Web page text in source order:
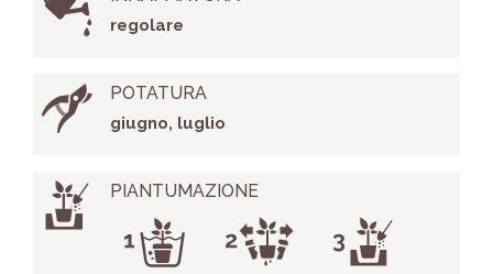
regolare
POTATURA
giugno, luglio
PIANTUMAZIONE